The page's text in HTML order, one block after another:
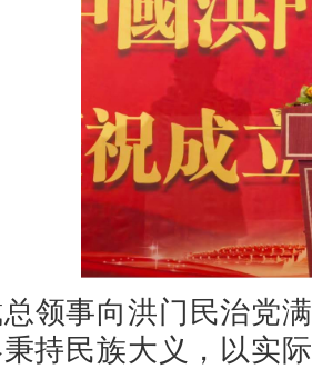
领事向洪门民治党
持民族大义，以实